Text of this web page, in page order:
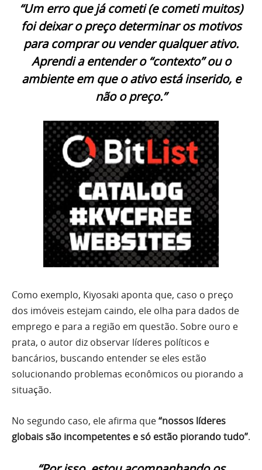
“Um erro que já cometi (e cometi muitos)
foi deixar o preço determinar os motivos
para comprar ou vender qualquer ativo.
Aprendi a entender o “contexto” ou o
ambiente em que o ativo está inserido, e
não o preço.”
Como exemplo, Kiyosaki aponta que, caso o preço
dos imóveis estejam caindo, ele olha para dados de
emprego e para a região em questão. Sobre ouro e
prata, o autor diz observar líderes políticos e
bancários, buscando entender se eles estão
solucionando problemas econômicos ou piorando a
situação.
No segundo caso, ele afirma que“nossos líderes
globais são incompetentes e só estão piorando tudo”.